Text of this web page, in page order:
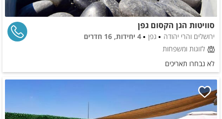
סוויטות הגן הקסום גפן
ירושלים והרי יהודה גפן
4 יחידות, 16 חדרים
לזוגות ומשפחות
לא נבחרו תאריכים